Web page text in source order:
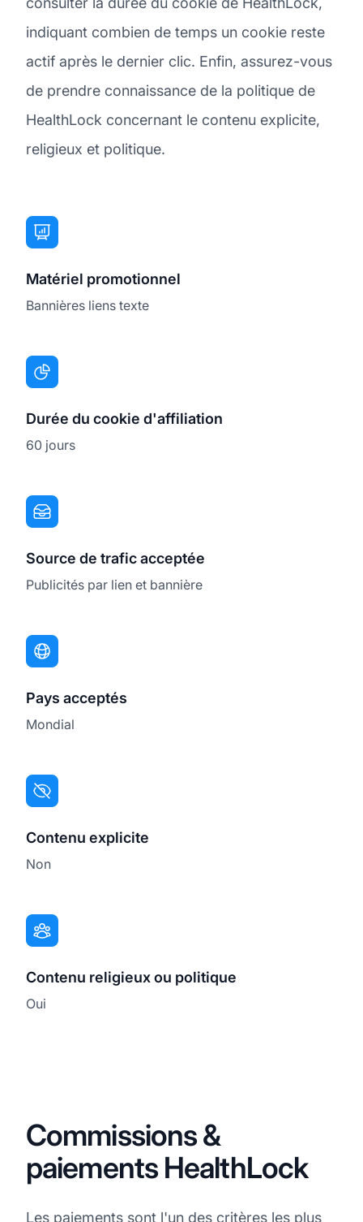
indiquant combien de temps un cookie reste
actif après le dernier clic. Enfin, assurez-vous
de prendre connaissance de la politique de
HealthLock concernant le contenu explicite,
religieux et politique.
Matériel promotionnel
Bannières liens texte
Durée du cookie d'affiliation
60 jours
Source de trafic acceptée
Publicités par lien et bannière
Pays acceptés
Mondial
Contenu explicite
Non
Contenu religieux ou politique
Oui
Commissions &
paiements HealthLock
Les paiements sont l'un des critères les plus